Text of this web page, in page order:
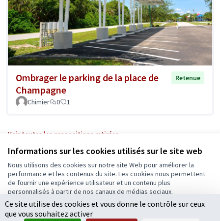
Informations sur les cookies utilisés sur le site web
Nous utilisons des cookies sur notre site Web pour améliorer la
performance et les contenus du site. Les cookies nous permettent
de fournir une expérience utilisateur et un contenu plus
personnalisés à partir de nos canaux de médias sociaux.
Tout accepter
Ombrager le parking de la place de
Champagne
Retenue
Chimier 0 1
Voir toutes les propositions retirées
Conditions d'utilisation
Paramètres des cookies
Ecrivons Angers sur X
(Lien externe)
Ecrivons Angers sur Facebook
(Lien externe)
Ce site utilise des cookies et vous donne le contrôle sur ceux
que vous souhaitez activer